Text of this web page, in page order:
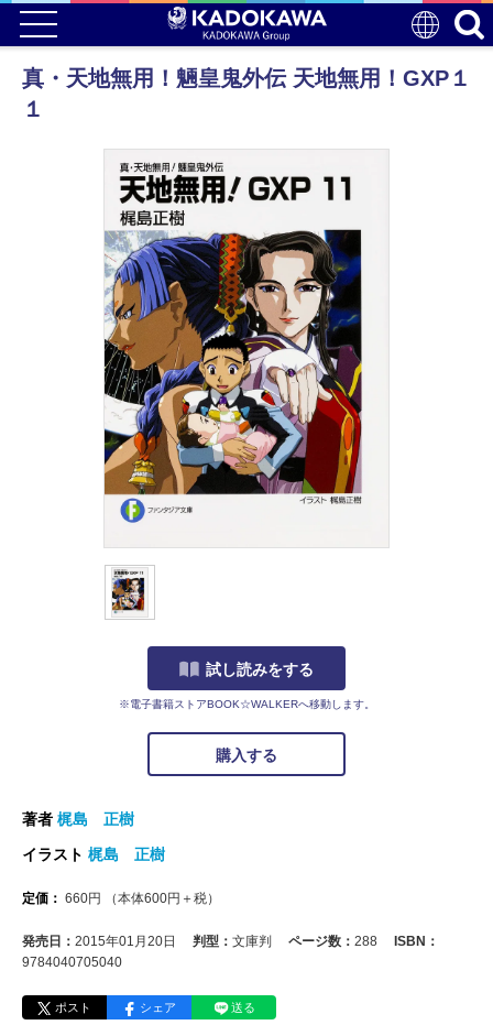
真・天地無用！魎皇鬼外伝 天地無用！GXP１
１
試し読みをする
※電子書籍ストアBOOK☆WALKERへ移動します。
購入する
著者 梶島 正樹
イラスト 梶島 正樹
定価： 660円 （本体600円＋税）
発売日： 2015年01月20日 判型： 文庫判 ページ数： 288
ISBN：
9784040705040
ポスト シェア 送る